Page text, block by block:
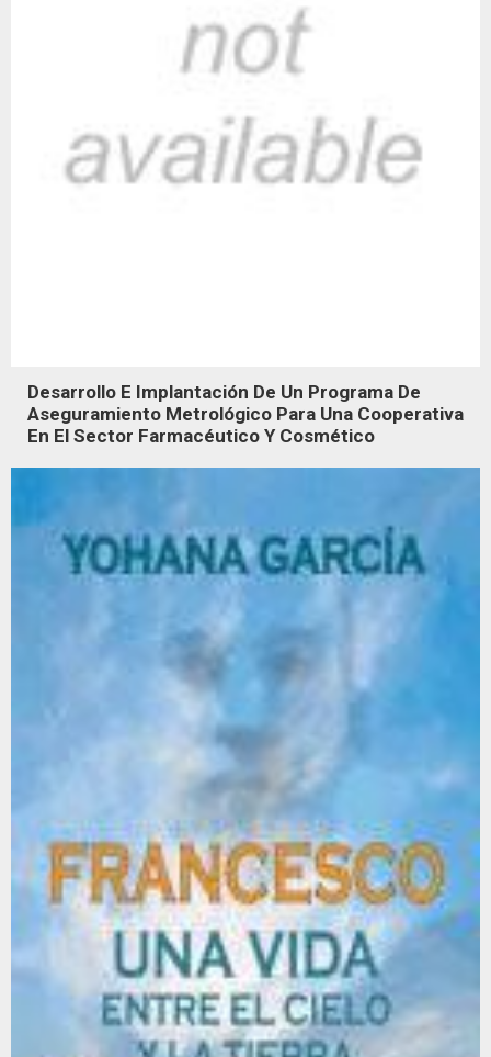
Desarrollo E Implantación De Un Programa De
Aseguramiento Metrológico Para Una Cooperativa
En El Sector Farmacéutico Y Cosmético